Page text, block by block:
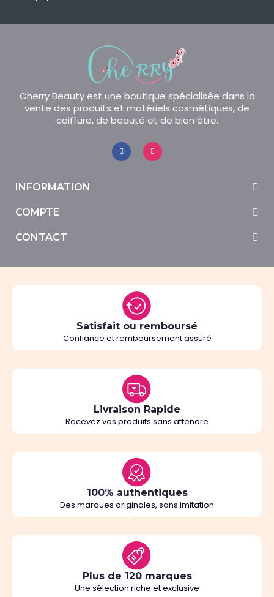
Cherry Beauty est une boutique spécialisée dans la
vente des produits et matériels cosmétiques, de
coiffure, de beauté et de bien être.
INFORMATION
COMPTE
CONTACT
Satisfait ou remboursé
Confiance et remboursement assuré
Livraison Rapide
Recevez vos produits sans attendre
100% authentiques
Des marques originales, sans imitation
Plus de 120 marques
Une sélection riche et exclusive